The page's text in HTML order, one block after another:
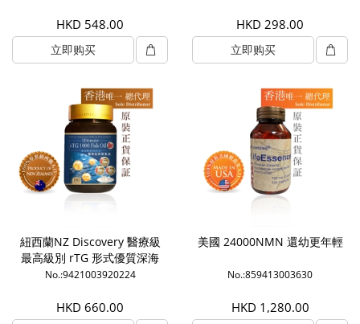
HKD 548.00
立即购买
HKD 298.00
立即购买
紐西蘭NZ Discovery 醫療級
最高級別 rTG 形式優質深海
魚油1000mg (180粒)
No.:9421003920224
HKD 660.00
美國 24000NMN 還幼更年輕
No.:859413003630
HKD 1,280.00